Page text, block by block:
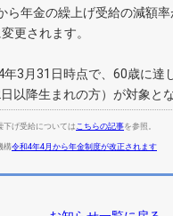
ら年金の繰上げ受給の減額
更されます。
年3月31日時点で、60歳に達
以降生まれの方）が対象とな
下げ受給については こちらの記事を参照。
構令和4年4月から年金制度が改正されます